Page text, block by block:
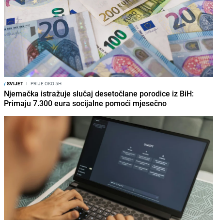
/SVIJET I PRIJE OKO 5H
Njemačka istražuje slučaj desetočlane porodice iz BiH:
Primaju 7.300 eura socijalne pomoći mjesečno